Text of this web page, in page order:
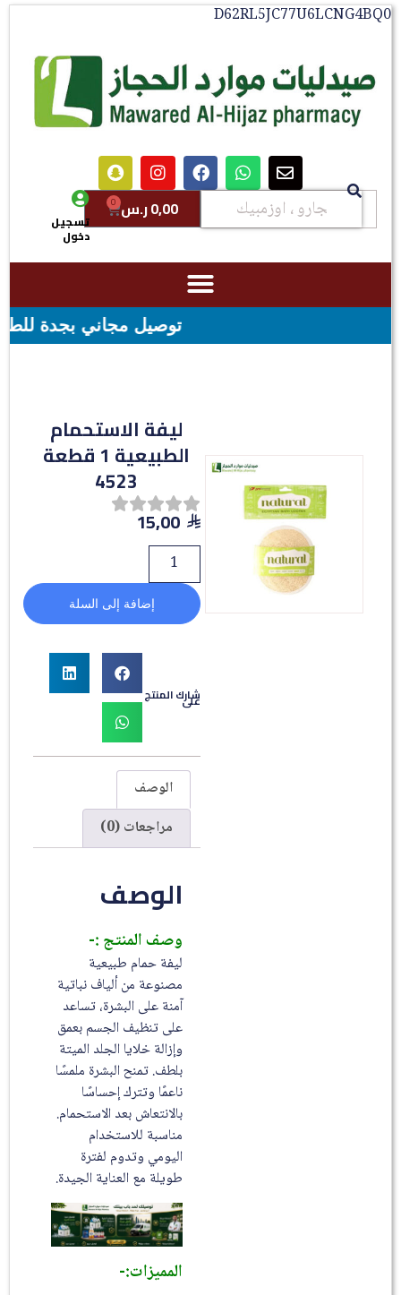
D62RL5JC77U6LCNG4BQ0
0,00ر.س 0
تسجيل
دخول
توصيل مجاني بجدة للطلبات فوق قيمه ال ١٠٠ ريال - شحن
ليفة الاستحمام
الطبيعية 1 قطعة
4523
15,00
إضافة إلى السلة
شارك المنتج
على
الوصف
مراجعات (0)
الوصف
وصف المنتج :-
ليفة حمام طبيعية
مصنوعة من ألياف نباتية
آمنة على البشرة، تساعد
على تنظيف الجسم بعمق
وإزالة خلايا الجلد الميتة
بلطف. تمنح البشرة ملمسًا
ناعمًا وتترك إحساسًا
بالانتعاش بعد الاستحمام.
مناسبة للاستخدام
اليومي وتدوم لفترة
طويلة مع العناية الجيدة.
المميزات:-